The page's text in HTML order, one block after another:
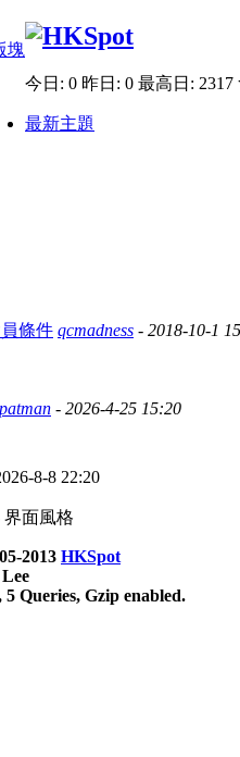
今日: 0 昨日: 0 最高日: 2317
最新主題
條件 qcmadness - 2018-10-1
patman - 2026-4-25 15:20
8-8 22:20
界面風格
2013 HKSpot
5 Queries, Gzip enabled.